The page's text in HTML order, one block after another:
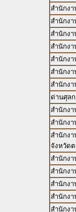
สำนักง
สำนักง
สำนักง
สำนักง
สำนักง
สำนักง
สำนักง
ด่านศุล
สำนักง
สำนักง
สำนักง
จังหวัดต
สำนักง
สำนักง
สำนักง
สำนักง
สำนักง